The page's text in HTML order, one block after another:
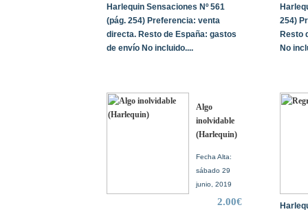
Harlequin Sensaciones Nº 561
(pág. 254) Preferencia: venta
directa. Resto de España: gastos
de envío No incluido....
254)
Resto
No
Algo
inolvidable
(Harlequin)
Fecha Alta:
sábado 29
junio, 2019
2.00€